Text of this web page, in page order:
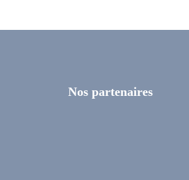
Nos partenaires